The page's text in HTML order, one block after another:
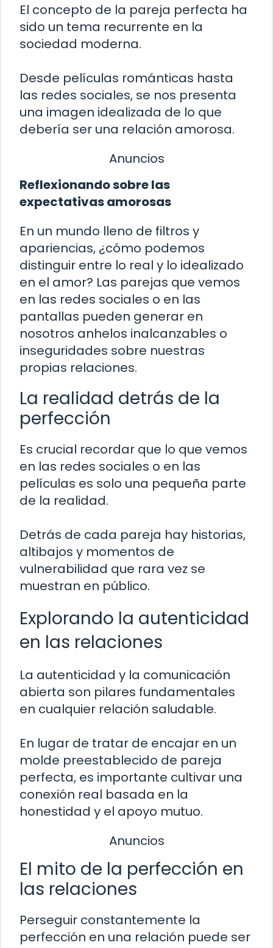
El concepto de la pareja perfecta ha
sido un tema recurrente en la
sociedad moderna.
Desde películas románticas hasta
las redes sociales, se nos presenta
una imagen idealizada de lo que
debería ser una relación amorosa.
Anuncios
Reflexionando sobre las
expectativas amorosas
En un mundo lleno de filtros y
apariencias, ¿cómo podemos
distinguir entre lo real y lo idealizado
en el amor? Las parejas que vemos
en las redes sociales o en las
pantallas pueden generar en
nosotros anhelos inalcanzables o
inseguridades sobre nuestras
propias relaciones.
La realidad detrás de la
perfección
Es crucial recordar que lo que vemos
en las redes sociales o en las
películas es solo una pequeña parte
de la realidad.
Detrás de cada pareja hay historias,
altibajos y momentos de
vulnerabilidad que rara vez se
muestran en público.
Explorando la autenticidad
en las relaciones
La autenticidad y la comunicación
abierta son pilares fundamentales
en cualquier relación saludable.
En lugar de tratar de encajar en un
molde preestablecido de pareja
perfecta, es importante cultivar una
conexión real basada en la
honestidad y el apoyo mutuo.
Anuncios
El mito de la perfección en
las relaciones
Perseguir constantemente la
perfección en una relación puede ser